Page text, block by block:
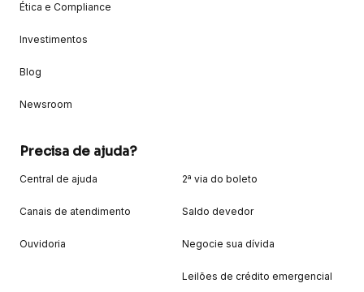
Ética e Compliance
Investimentos
Blog
Newsroom
Precisa de ajuda?
Central de ajuda
Canais de atendimento
Ouvidoria
2ª via do boleto
Saldo devedor
Negocie sua dívida
Leilões de crédito emergencial